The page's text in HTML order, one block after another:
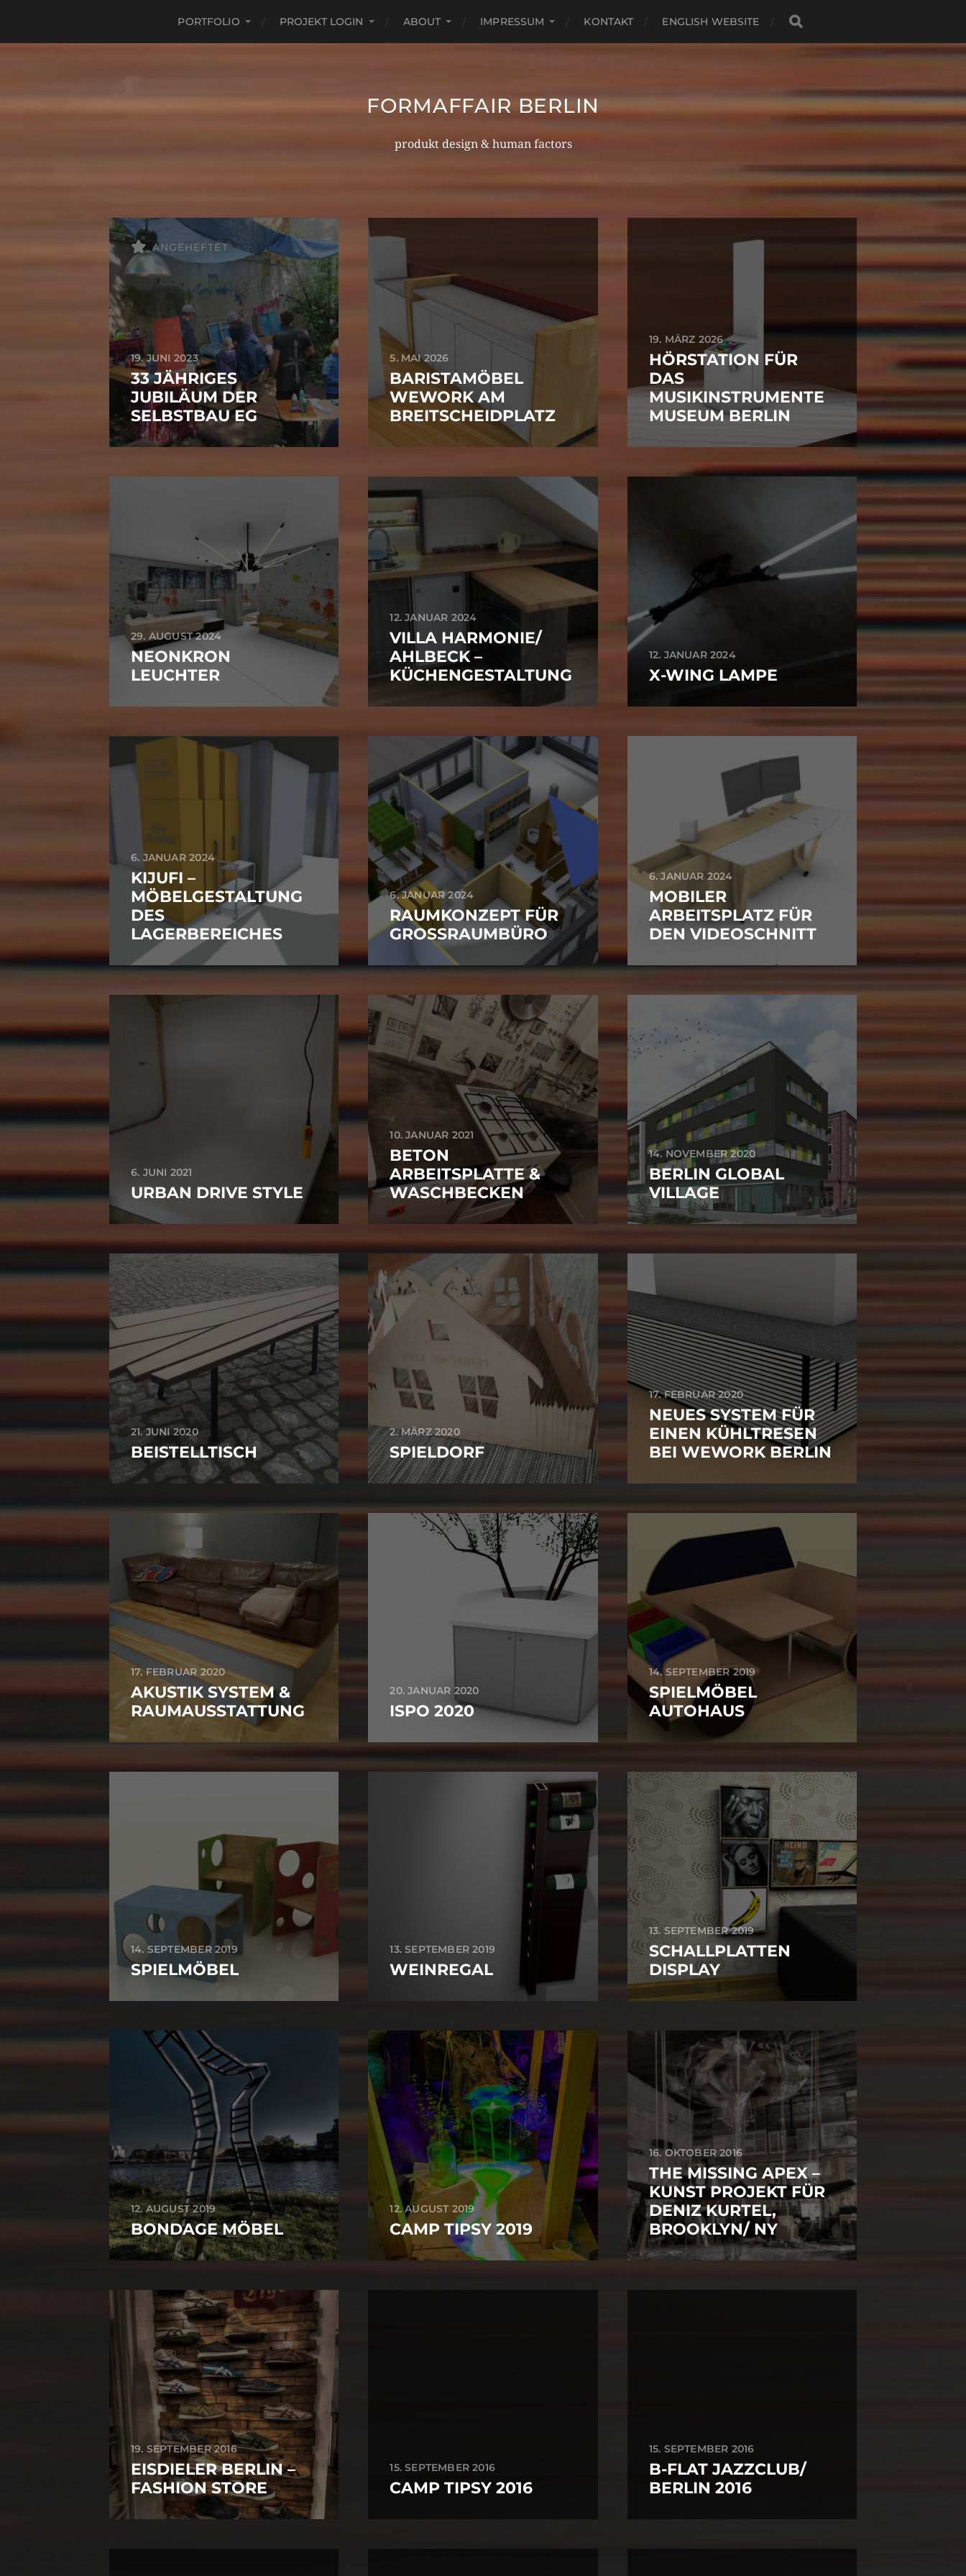
PORTFOLIO PROJEKT LOGIN ABOUT IMPRESSUM KONTAKT ENGLISH WEBSITE
FORMAFFAIR BERLIN
produkt design & human factors
ANGEHEFTET
19. JUNI 2023
33 JÄHRIGES
JUBILÄUM DER
SELBSTBAU EG
5. MAI 2026
BARISTAMÖBEL
WEWORK AM
BREITSCHEIDPLATZ
19. MÄRZ 2026
HÖRSTATION FÜR
DAS
MUSIKINSTRUMENTE
MUSEUM BERLIN
29. AUGUST 2024
NEONKRON
LEUCHTER
12. JANUAR 2024
VILLA HARMONIE/
AHLBECK –
KÜCHENGESTALTUNG
12. JANUAR 2024
X-WING LAMPE
6. JANUAR 2024
KIJUFI –
MÖBELGESTALTUNG
DES
LAGERBEREICHES
6. JANUAR 2024
RAUMKONZEPT FÜR
GROSSRAUMBÜRO
6. JANUAR 2024
MOBILER
ARBEITSPLATZ FÜR
DEN VIDEOSCHNITT
6. JUNI 2021
URBAN DRIVE STYLE
10. JANUAR 2021
BETON
ARBEITSPLATTE &
WASCHBECKEN
14. NOVEMBER 2020
BERLIN GLOBAL
VILLAGE
21. JUNI 2020
BEISTELLTISCH
2. MÄRZ 2020
SPIELDORF
17. FEBRUAR 2020
NEUES SYSTEM FÜR
EINEN KÜHLTRESEN
BEI WEWORK BERLIN
17. FEBRUAR 2020
AKUSTIK SYSTEM &
RAUMAUSSTATTUNG
20. JANUAR 2020
ISPO 2020
14. SEPTEMBER 2019
SPIELMÖBEL
AUTOHAUS
14. SEPTEMBER 2019
SPIELMÖBEL
13. SEPTEMBER 2019
WEINREGAL
13. SEPTEMBER 2019
SCHALLPLATTEN
DISPLAY
12. AUGUST 2019
BONDAGE MÖBEL
12. AUGUST 2019
CAMP TIPSY 2019
16. OKTOBER 2016
THE MISSING APEX –
KUNST PROJEKT FÜR
DENIZ KURTEL,
BROOKLYN/ NY
19. SEPTEMBER 2016
EISDIELER BERLIN –
FASHION STORE
15. SEPTEMBER 2016
CAMP TIPSY 2016
15. SEPTEMBER 2016
B-FLAT JAZZCLUB/
BERLIN 2016